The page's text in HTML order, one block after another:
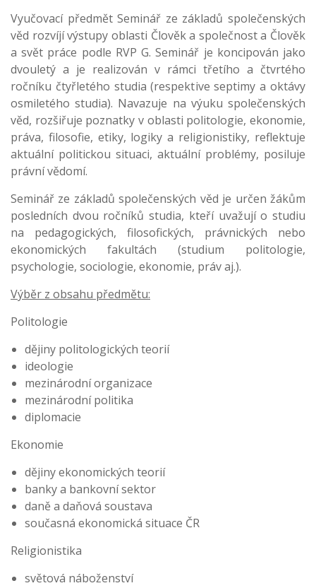
Vyučovací předmět Seminář ze základů společenských
věd rozvíjí výstupy oblasti Člověk a společnost a Člověk
a svět práce podle RVP G. Seminář je koncipován jako
dvouletý a je realizován v rámci třetího a čtvrtého
ročníku čtyřletého studia (respektive septimy a oktávy
osmiletého studia). Navazuje na výuku společenských
věd, rozšiřuje poznatky v oblasti politologie, ekonomie,
práva, filosofie, etiky, logiky a religionistiky, reflektuje
aktuální politickou situaci, aktuální problémy, posiluje
právní vědomí.
Seminář ze základů společenských věd je určen žákům
posledních dvou ročníků studia, kteří uvažují o studiu
na pedagogických, filosofických, právnických nebo
ekonomických fakultách (studium politologie,
psychologie, sociologie, ekonomie, práv aj.).
Výběr z obsahu předmětu:
Politologie
dějiny politologických teorií
ideologie
mezinárodní organizace
mezinárodní politika
diplomacie
Ekonomie
dějiny ekonomických teorií
banky a bankovní sektor
daně a daňová soustava
současná ekonomická situace ČR
Religionistika
světová náboženství